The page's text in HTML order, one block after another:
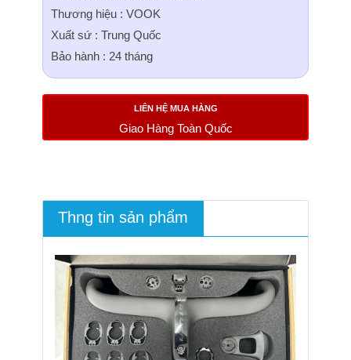
Thương hiệu : VOOK
Xuất sứ : Trung Quốc
Bảo hành : 24 tháng
LIÊN HỆ MUA HÀNG
Giao Hàng Toàn Quốc
Thng tin sản phẩm